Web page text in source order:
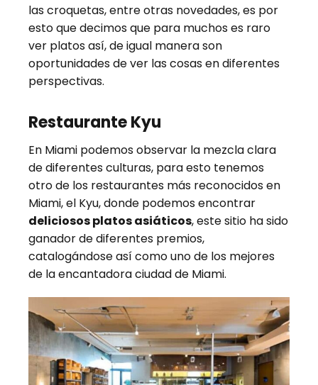
las croquetas, entre otras novedades, es por
esto que decimos que para muchos es raro
ver platos así, de igual manera son
oportunidades de ver las cosas en diferentes
perspectivas.
Restaurante Kyu
En Miami podemos observar la mezcla clara
de diferentes culturas, para esto tenemos
otro de los restaurantes más reconocidos en
Miami, el Kyu, donde podemos encontrar
deliciosos platos asiáticos, este sitio ha sido
ganador de diferentes premios,
catalogándose así como uno de los mejores
de la encantadora ciudad de Miami.